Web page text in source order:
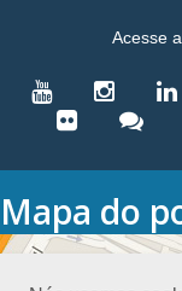
Acesse
Mapa do
HOME